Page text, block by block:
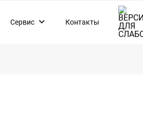
Сервис Контакты